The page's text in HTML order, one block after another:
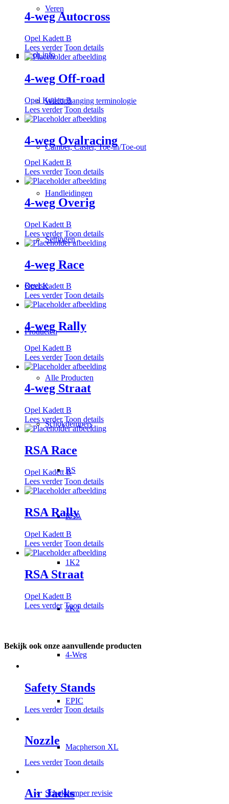
Veren
Tech info
Wielophanging terminologie
Camber, Caster, Toe-in/Toe-out
Handleidingen
Settingen
Revisie
Producten
Alle Producten
Schokdempers
RS
RSA
1K2
2K2
4-Weg
EPIC
Macpherson XL
Schokdemper revisie
4-weg Autocross
Opel Kadett B
Lees verder Toon details
4-weg Off-road
Opel Kadett B
Lees verder Toon details
4-weg Ovalracing
Opel Kadett B
Lees verder Toon details
4-weg Overig
Opel Kadett B
Lees verder Toon details
4-weg Race
Opel Kadett B
Lees verder Toon details
4-weg Rally
Opel Kadett B
Lees verder Toon details
4-weg Straat
Opel Kadett B
Lees verder Toon details
RSA Race
Opel Kadett B
Lees verder Toon details
RSA Rally
Opel Kadett B
Lees verder Toon details
RSA Straat
Opel Kadett B
Lees verder Toon details
Bekijk ook onze aanvullende producten
Safety Stands
Lees verder Toon details
Nozzle
Lees verder Toon details
Air Jacks